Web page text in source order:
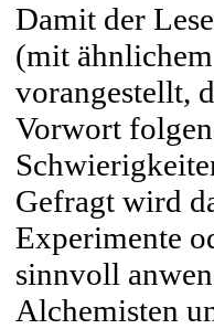
Damit der
(mit
vorangestellt,
Vorwort
Gefragt wird
Experimente
sinnvoll
Alchemisten